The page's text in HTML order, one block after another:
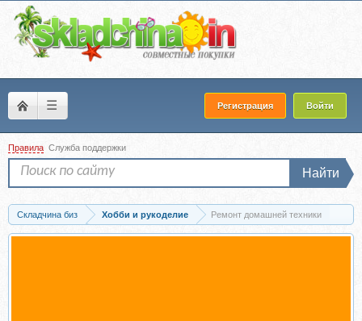
☰ Регистрация Войти
Правила Служба поддержки
Найти
Складчина биз Хобби и рукоделие Ремонт домашней техники